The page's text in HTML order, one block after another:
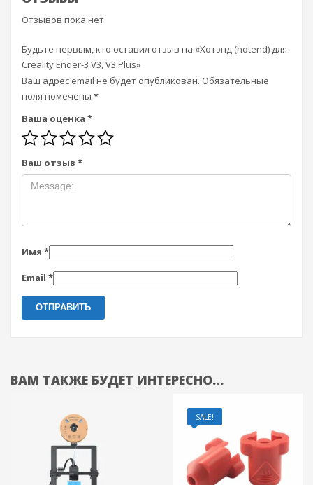
Отзывов пока нет.
Будьте первым, кто оставил отзыв на «Хотэнд (hotend) для
Creality Ender-3 V3, V3 Plus»
Ваш адрес email не будет опубликован. Обязательные
поля помечены *
Ваша оценка *
Ваш отзыв *
Имя *
Email *
ВАМ ТАКЖЕ БУДЕТ ИНТЕРЕСНО…
SALE!